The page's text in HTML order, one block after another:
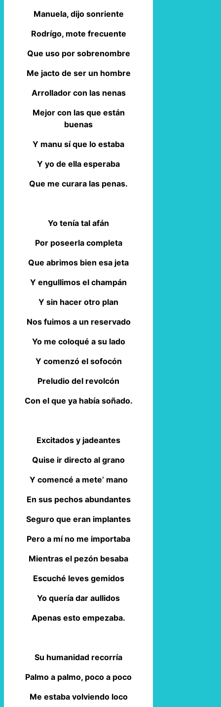
Manuela, dijo sonriente
Rodrígo, mote frecuente
Que uso por sobrenombre
Me jacto de ser un hombre
Arrollador con las nenas
Mejor con las que están
buenas
Y manu sí que lo estaba
Y yo de ella esperaba
Que me curara las penas.
Yo tenía tal afán
Por poseerla completa
Que abrimos bien esa jeta
Y engullimos el champán
Y sin hacer otro plan
Nos fuimos a un reservado
Yo me coloqué a su lado
Y comenzó el sofocón
Preludio del revolcón
Con el que ya había soñado.
Excitados y jadeantes
Quise ir directo al grano
Y comencé a mete’ mano
En sus pechos abundantes
Seguro que eran implantes
Pero a mí no me importaba
Mientras el pezón besaba
Escuché leves gemidos
Yo quería dar aullidos
Apenas esto empezaba.
Su humanidad recorría
Palmo a palmo, poco a poco
Me estaba volviendo loco